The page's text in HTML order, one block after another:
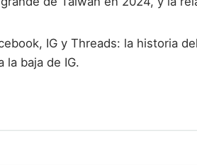
IG y Threads: la historia
la baja de IG.